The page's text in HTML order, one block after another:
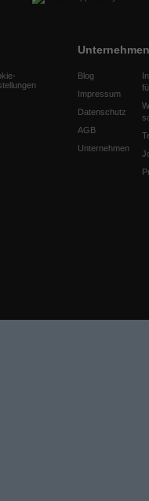
Unternehmen
Blog
Impressum
Datenschutz
AGB
Unternehmen